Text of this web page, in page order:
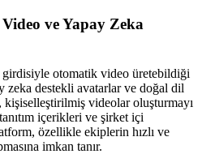
ve Yapay Zeka
girdisiyle otomatik video üretebildiği
zeka destekli avatarlar ve doğal dil
videolar oluşturmayı
içerikleri ve şirket içi
özellikle ekiplerin hızlı ve
imkan tanır.